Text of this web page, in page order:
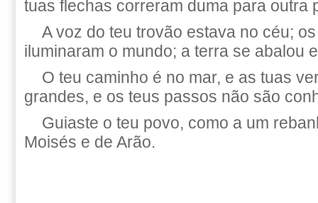
tuas flechas correram duma para outra
A voz do teu trovão estava no céu;
iluminaram o mundo; a terra se abalou
O teu caminho é no mar, e as tuas
grandes, e os teus passos não são
Guiaste o teu povo, como a um
Moisés e de Arão.